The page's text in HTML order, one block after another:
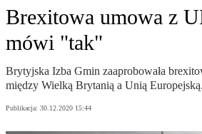
Brexitowa umowa z
mówi "tak"
Brytyjska Izba Gmin zaaprobowała
między Wielką Brytanią a Unią Europejską.
Publikacja: 30.12.2020 15:44